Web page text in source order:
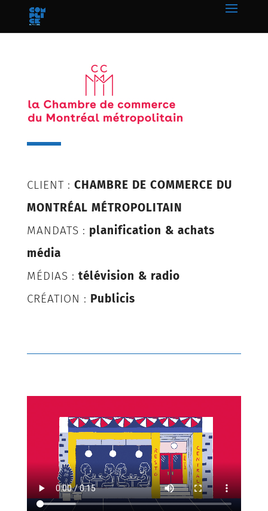
CLIENT : CHAMBRE DE COMMERCE DU
MONTRÉAL MÉTROPOLITAIN
MANDATS : planification & achats
média
MÉDIAS : télévision & radio
CRÉATION : Publicis